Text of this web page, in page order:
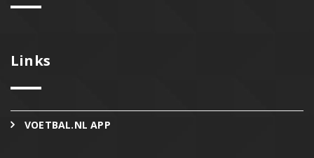
Links
VOETBAL.NL APP